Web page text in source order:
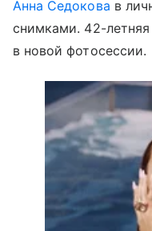
Анна Седокова в
снимками. 42-
в новой фотосессии.